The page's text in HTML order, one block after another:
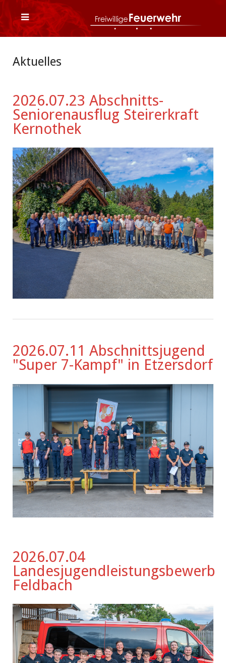
Aktuelles
2026.07.23 Abschnitts-
Seniorenausflug Steirerkraft
Kernothek
2026.07.11 Abschnittsjugend
"Super 7-Kampf" in Etzersdorf
2026.07.04
Landesjugendleistungsbewerb
Feldbach